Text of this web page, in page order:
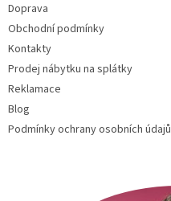
Doprava
Obchodní podmínky
Kontakty
Prodej nábytku na splátky
Reklamace
Blog
Podmínky ochrany osobních údajů